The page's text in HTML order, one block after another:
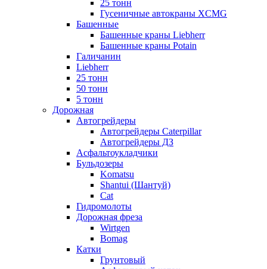
25 тонн
Гусеничные автокраны XCMG
Башенные
Башенные краны Liebherr
Башенные краны Potain
Галичанин
Liebherr
25 тонн
50 тонн
5 тонн
Дорожная
Автогрейдеры
Автогрейдеры Caterpillar
Автогрейдеры ДЗ
Асфальтоукладчики
Бульдозеры
Komatsu
Shantui (Шантуй)
Cat
Гидромолоты
Дорожная фреза
Wirtgen
Bomag
Катки
Грунтовый